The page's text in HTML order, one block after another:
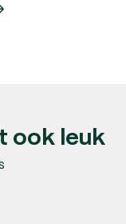
ook leuk